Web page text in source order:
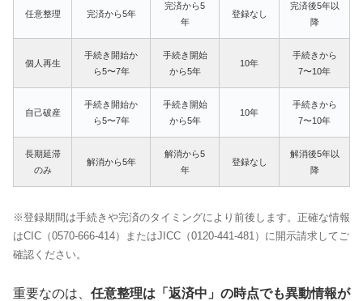
任意整理 完済から5年
完済から5
年
登録なし
完済後5年以
降
個人再生
手続き開始か
ら5〜7年
手続き開始
から5年
10年
手続きから
7〜10年
自己破産
手続き開始か
ら5〜7年
手続き開始
から5年
10年
手続きから
7〜10年
長期延滞
のみ
解消から5年
解消から5
年
登録なし
解消後5年以
降
※登録期間は手続きや完済のタイミングにより前後します。正確な情報
はCIC（0570-666-414）またはJICC（0120-441-481）に開示請求してご
確認ください。
重要なのは、 任意整理は「返済中」の時点でも異動情報が